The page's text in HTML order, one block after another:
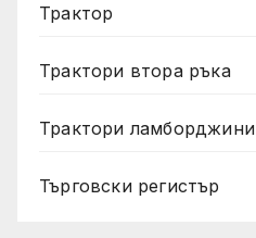
Трактор
Трактори втора ръка
Трактори ламборджини
Търговски регистър